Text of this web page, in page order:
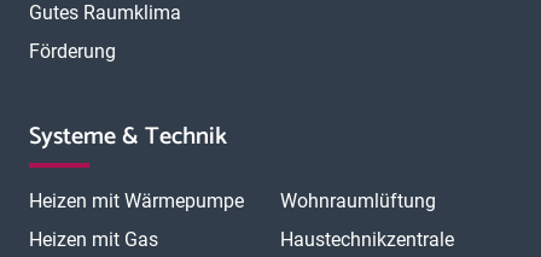
Gutes Raumklima
Förderung
Systeme & Technik
Heizen mit Wärmepumpe
Heizen mit Gas
Wohnraumlüftung
Haustechnikzentrale